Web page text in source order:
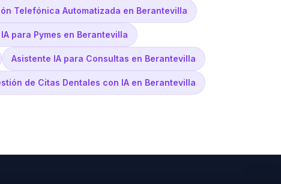
Telefónica Automatizada en Berantevilla
para Pymes en Berantevilla
Asistente IA para Consultas en Berantevilla
de Citas Dentales con IA en Berantevilla